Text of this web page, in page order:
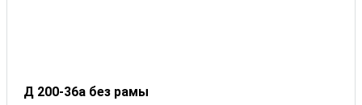
Д 200-36а без рамы